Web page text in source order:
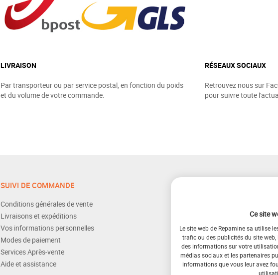
LIVRAISON
Par transporteur ou par service postal, en fonction du poids
et du volume de votre commande.
RÉSEAUX SOCIAUX
Retrouvez nous sur
pour suivre toute
SUIVI DE COMMANDE
Conditions générales de vente
Livraisons et expéditions
Vos informations personnelles
Modes de paiement
Services Après-vente
Aide et assistance
Ce site
Le site web de Repamine sa utilise
trafic ou des publicités du site
des informations sur votre
médias sociaux et les partenaires
informations que vous leur avez